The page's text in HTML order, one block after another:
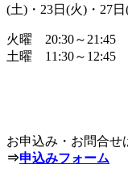
(土)・23日(火)・27
火曜 20:30～21:45
土曜 11:30～12:45
お申込み・お問合せ
⇒申込みフォーム